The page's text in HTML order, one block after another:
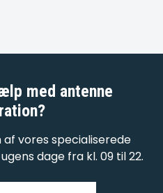
med antenne
?
af vores specialiserede
dage fra kl. 09 til 22.